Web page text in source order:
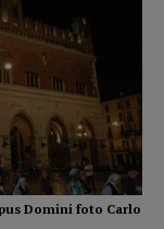
Domini foto Carlo